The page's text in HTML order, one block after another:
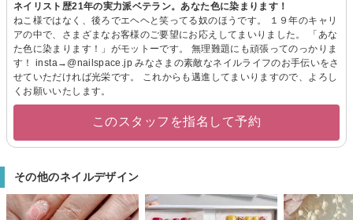
ネイリスト歴21年の実力派ベテラン。あなた色に染まります！
ねこ様ではなく、後ろでエヘヘと笑ってる奴のほうです。 １９年のキャリ
アの中で、さまざまなお客様のご要望にお応えしてまいりました。 「あな
た色に染まります！」がモットーです。 無理難題にも頑張ってのっかりま
す！ insta→@nailspace.jp みなさまの素敵なネイルライフのお手伝いをさ
せていただければ光栄です。 これからも邁進してまいりますので、よろし
くお願いいたします。
このスタッフを指名して予約
その他のネイルデザイン